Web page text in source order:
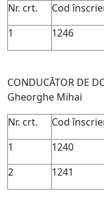
Nr. crt.
Cod
1
1246
CONDUCĂTOR DE
Gheorghe Mihai
Nr. crt.
Cod
1
1240
2
1241